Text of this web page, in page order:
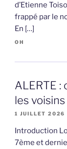
d’Etienne
frappé par le
En […]
OH
ALERTE
les
1 JUILLET 2026
Introduction
7ème et